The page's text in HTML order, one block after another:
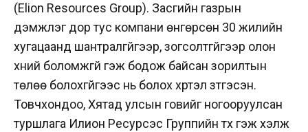
(Elion Resources Group). Засгийн газрын
дэмжлэг дор тус компани өнгөрсөн 30 жилийн
хугацаанд шантралгүйгээр, зогсолтгүйгээр олон
хүний боломжгүй гэж бодож байсан зорилтын
төлөө болохгүйгээс нь болох хүртэл зүтгэсэн.
Товчхондоо, Хятад улсын говийг ногооруулсан
туршлага Илион Ресурсэс Группийн түүх гэж хэлж